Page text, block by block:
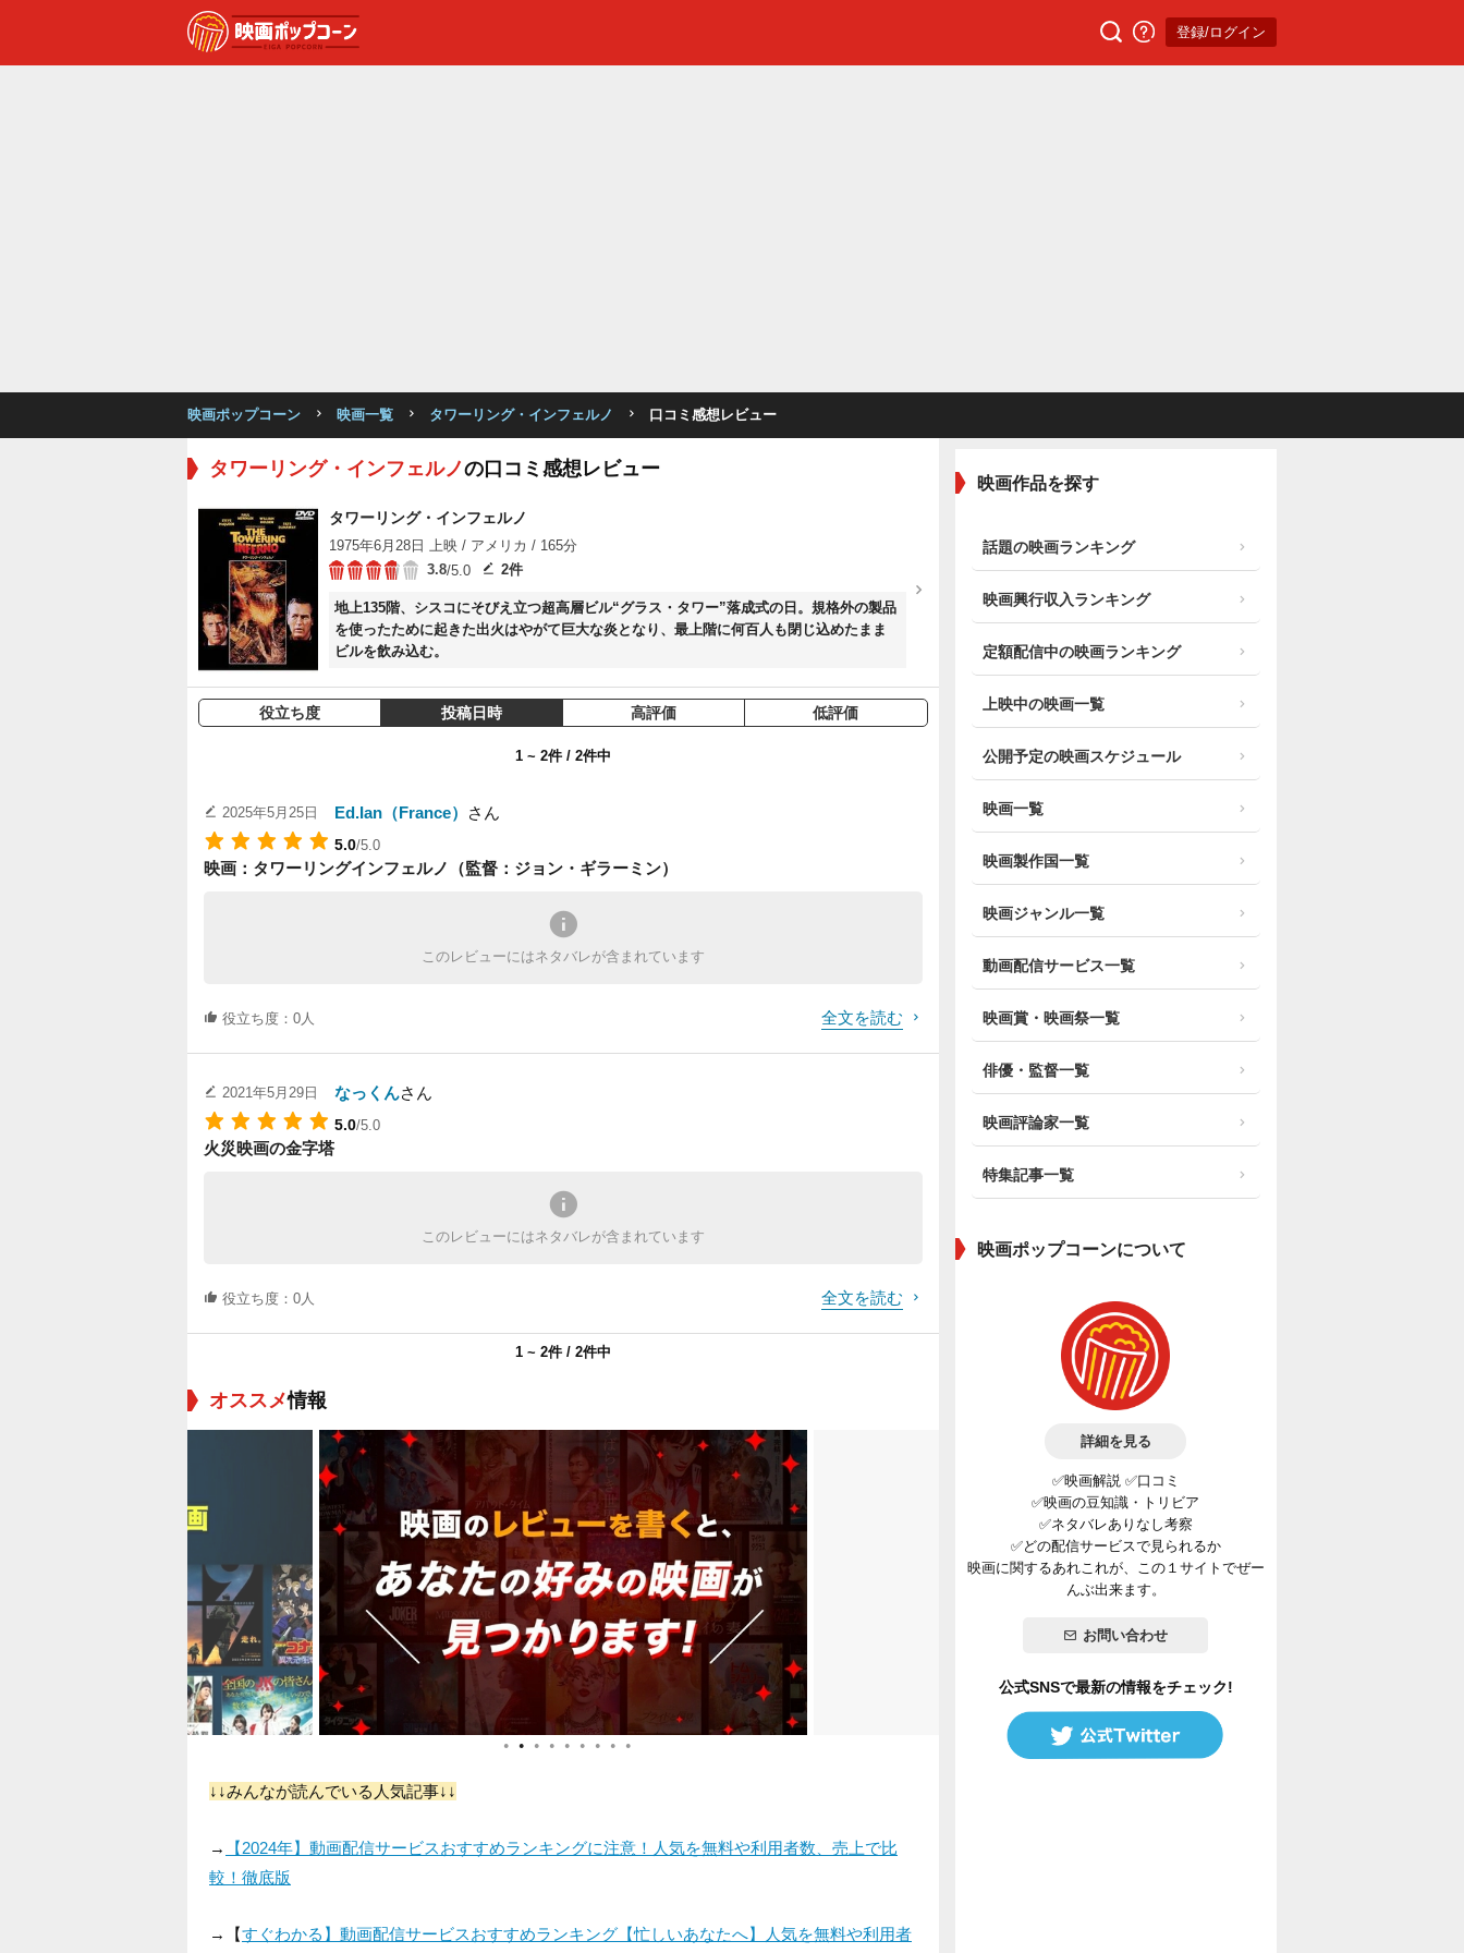
登録/ログイン
映画ポップコーン 映画一覧 タワーリング・インフェルノ 口コミ感想レビュー
タワーリング・インフェルノの口コミ感想レビュー
タワーリング・インフェルノ
1975年6月28日 上映 / アメリカ / 165分
3.8/5.0 2件
地上135階、シスコにそびえ立つ超高層ビル“グラス・タワー”落成式の日。規格外の製品
を使ったために起きた出火はやがて巨大な炎となり、最上階に何百人も閉じ込めたまま
ビルを飲み込む。
役立ち度 投稿日時 高評価 低評価
1 ~ 2件 / 2件中
2025年5月25日 Ed.Ian（France） さん
5.0/5.0
映画：タワーリングインフェルノ（監督：ジョン・ギラーミン）
このレビューにはネタバレが含まれています
役立ち度：0人 全文を読む
2021年5月29日 なっくんさん
5.0/5.0
火災映画の金字塔
このレビューにはネタバレが含まれています
役立ち度：0人 全文を読む
1 ~ 2件 / 2件中
オススメ情報
● ● ● ● ● ● ● ● ●
↓↓みんなが読んでいる人気記事↓↓
→
【2024年】動画配信サービスおすすめランキングに注意！人気を無料や利用者数、売上で比
較！徹底版
→【すぐわかる】動画配信サービスおすすめランキング【忙しいあなたへ】人気を無料や利用者
映画作品を探す
話題の映画ランキング
映画興行収入ランキング
定額配信中の映画ランキング
上映中の映画一覧
公開予定の映画スケジュール
映画一覧
映画製作国一覧
映画ジャンル一覧
動画配信サービス一覧
映画賞・映画祭一覧
俳優・監督一覧
映画評論家一覧
特集記事一覧
映画ポップコーンについて
詳細を見る
✅映画解説 ✅口コミ
✅映画の豆知識・トリビア
✅ネタバレありなし考察
✅どの配信サービスで見られるか
映画に関するあれこれが、この１サイトでぜー
んぶ出来ます。
お問い合わせ
公式SNSで最新の情報をチェック!